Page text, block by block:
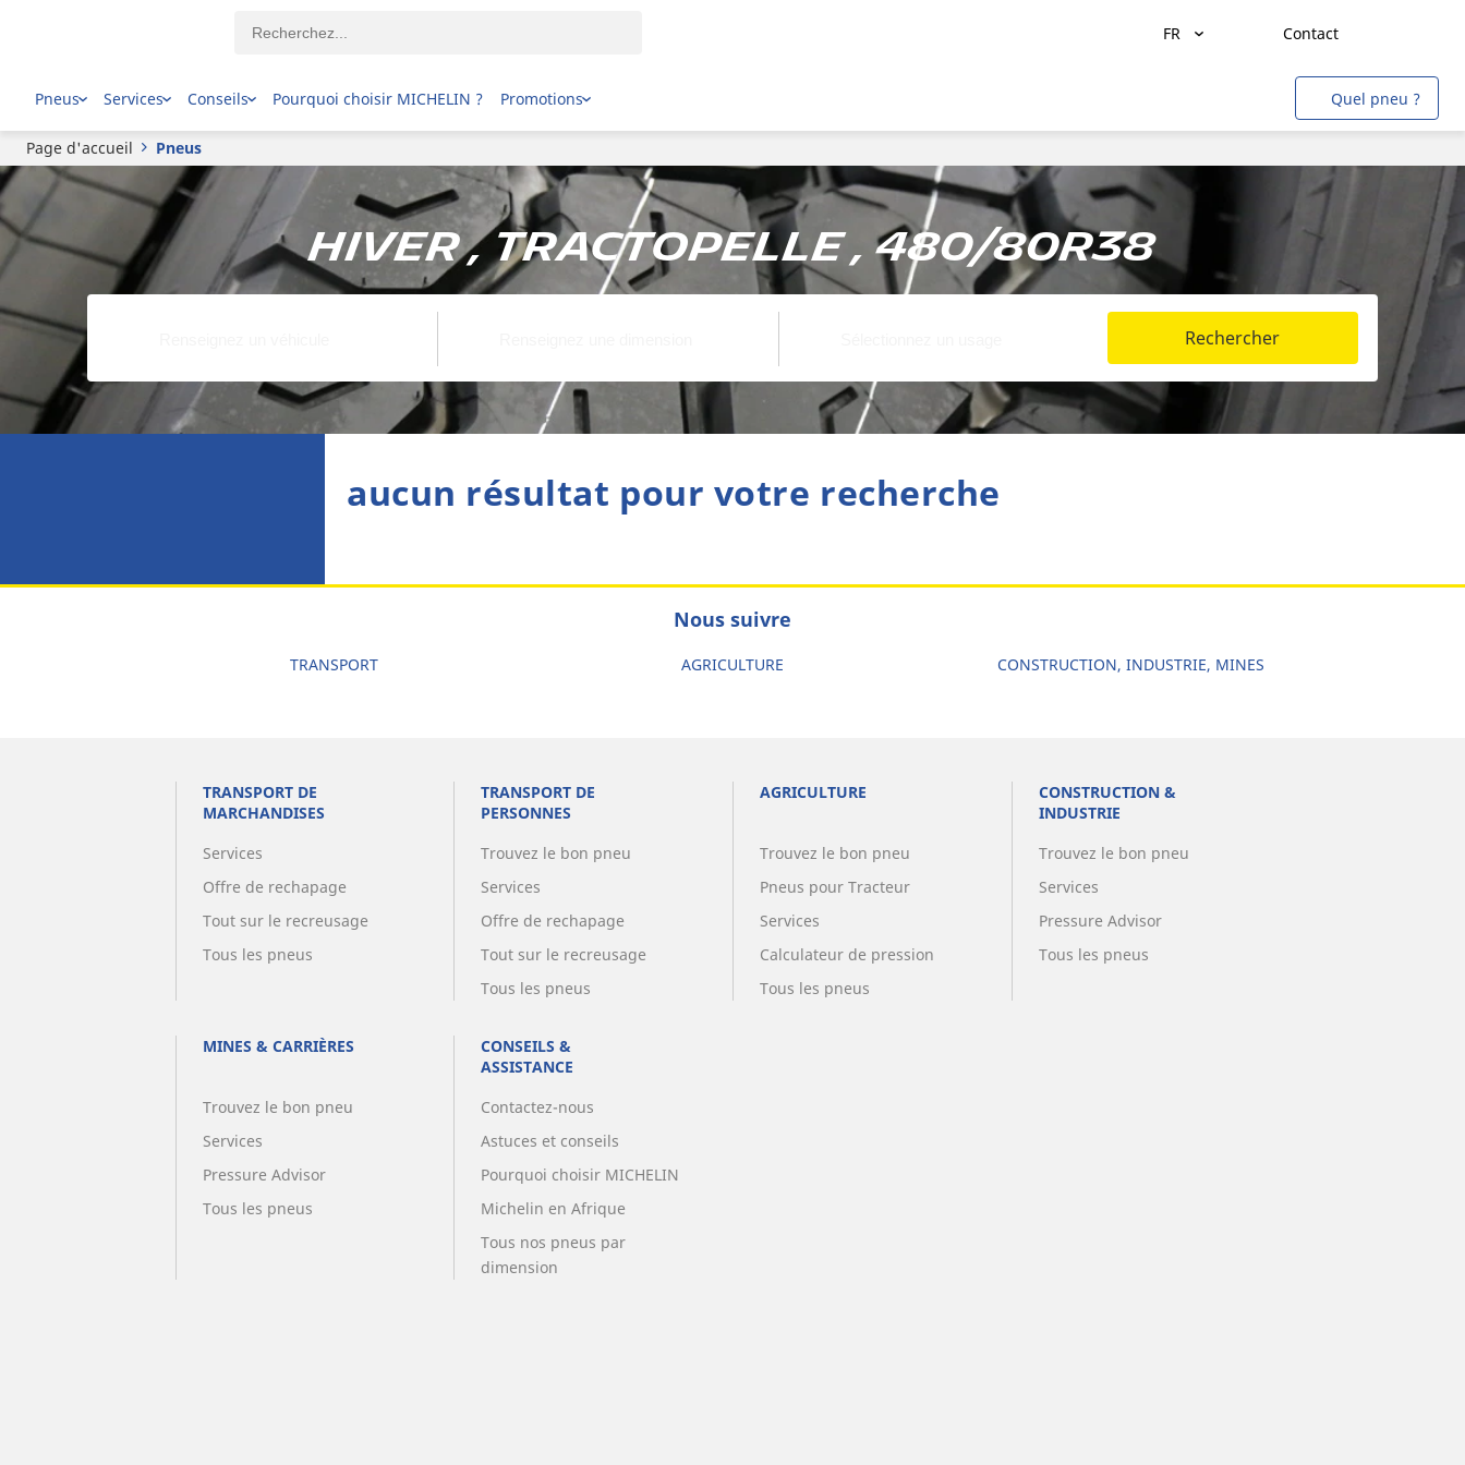
FR Contact
Transport de marchandises
Transport de personnes
Agriculture
Construction & Industrie
Mines & Carrières
Métro
Auto & SUV
Moto & scooter
Pneus Services Conseils Pourquoi choisir MICHELIN ? Promotions Quel pneu ?
Page d'accueil Pneus
Hiver , Tractopelle , 480/80R38
Rechercher
aucun résultat pour votre recherche
Nous suivre
TRANSPORT AGRICULTURE CONSTRUCTION, INDUSTRIE, MINES
TRANSPORT DE
MARCHANDISES
Services
Offre de rechapage
Tout sur le recreusage
Tous les pneus
TRANSPORT DE
PERSONNES
Trouvez le bon pneu
Services
Offre de rechapage
Tout sur le recreusage
Tous les pneus
AGRICULTURE
Trouvez le bon pneu
Pneus pour Tracteur
Services
Calculateur de pression
Tous les pneus
CONSTRUCTION &
INDUSTRIE
Trouvez le bon pneu
Services
Pressure Advisor
Tous les pneus
MINES & CARRIÈRES
Trouvez le bon pneu
Services
Pressure Advisor
Tous les pneus
CONSEILS &
ASSISTANCE
Contactez-nous
Astuces et conseils
Pourquoi choisir MICHELIN
Michelin en Afrique
Tous nos pneus par
dimension